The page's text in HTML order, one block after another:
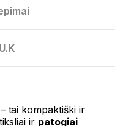
tai kompaktiški ir
ir patogiai